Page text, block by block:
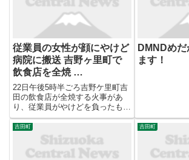
従業員の女性が顔にやけど
病院に搬送 吉野ヶ里町で
飲食店を全焼 …
22日午後5時半ごろ吉野ケ里町吉
田の飲食店が全焼する火事があ
り、従業員がやけどを負ったもの
の命に別条はないということで
す。【吉冨綾花リポート】「吉野
ケ里町吉田の火事現場です。手前
の店舗と奥の建物が焼けていて、
現在も時折赤い炎が見えます。こ
DMNDめ
ます！
吉田町 吉田町